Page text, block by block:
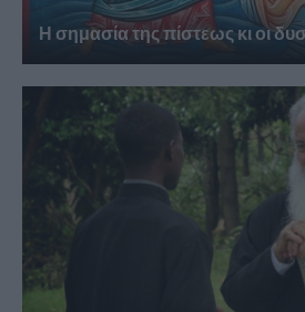
Η σημασία της πίστεως κι οι